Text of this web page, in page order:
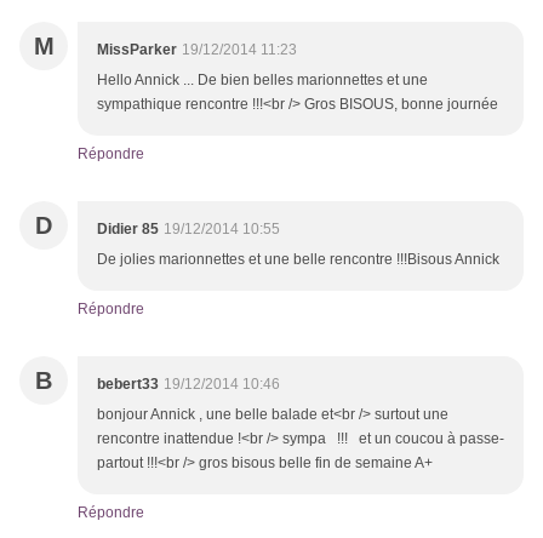
M MissParker 19/12/2014 11:23
Hello Annick ... De bien belles marionnettes et une
sympathique rencontre !!!<br /> Gros BISOUS, bonne journée
Répondre
D Didier 85 19/12/2014 10:55
De jolies marionnettes et une belle rencontre !!!Bisous Annick
Répondre
B bebert33 19/12/2014 10:46
bonjour Annick , une belle balade et<br /> surtout une
rencontre inattendue !<br /> sympa !!! et un coucou à passe-
partout !!!<br /> gros bisous belle fin de semaine A+
Répondre